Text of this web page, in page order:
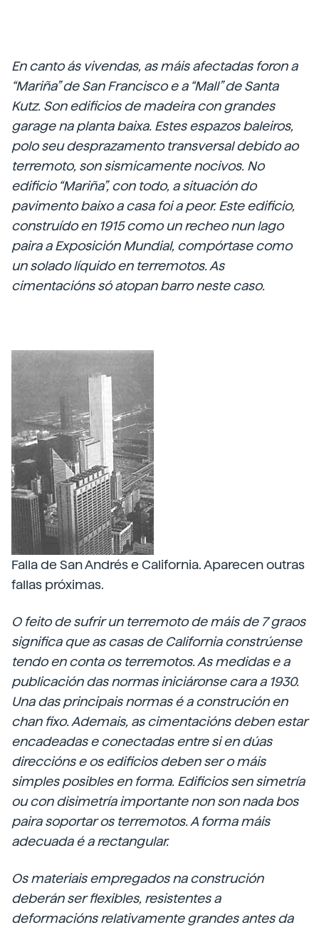
En canto ás vivendas, as máis afectadas foron a
“Mariña” de San Francisco e a “Mall” de Santa
Kutz. Son edificios de madeira con grandes
garage na planta baixa. Estes espazos baleiros,
polo seu desprazamento transversal debido ao
terremoto, son sismicamente nocivos. No
edificio “Mariña”, con todo, a situación do
pavimento baixo a casa foi a peor. Este edificio,
construído en 1915 como un recheo nun lago
paira a Exposición Mundial, compórtase como
un solado líquido en terremotos. As
cimentacións só atopan barro neste caso.
Falla de San Andrés e California. Aparecen outras
fallas próximas.
O feito de sufrir un terremoto de máis de 7 graos
significa que as casas de California constrúense
tendo en conta os terremotos. As medidas e a
publicación das normas iniciáronse cara a 1930.
Una das principais normas é a construción en
chan fixo. Ademais, as cimentacións deben estar
encadeadas e conectadas entre si en dúas
direccións e os edificios deben ser o máis
simples posibles en forma. Edificios sen simetría
ou con disimetría importante non son nada bos
paira soportar os terremotos. A forma máis
adecuada é a rectangular.
Os materiais empregados na construción
deberán ser flexibles, resistentes a
deformacións relativamente grandes antes da